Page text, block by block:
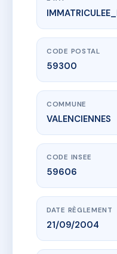
RESIDENCE
64 Rue de la Gare de
CODE POSTAL
59300
COMMUNE
VALENCIENNES
CODE INSEE
59606
DATE RÈGLEMENT
21/09/2004